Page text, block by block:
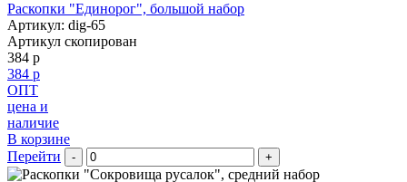
Раскопки "Единорог", большой набор
Артикул: dig-65
Артикул скопирован
384 р
384 р
ОПТ
цена и
наличие
В корзине
Перейти
- +